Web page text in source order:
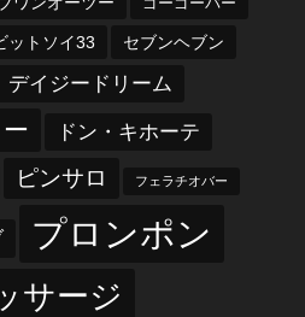
ットソイ33 セブンヘブン
デイジードリーム
ドン・キホーテ
ピンサロ フェラチオバー
プロンポン
サージ